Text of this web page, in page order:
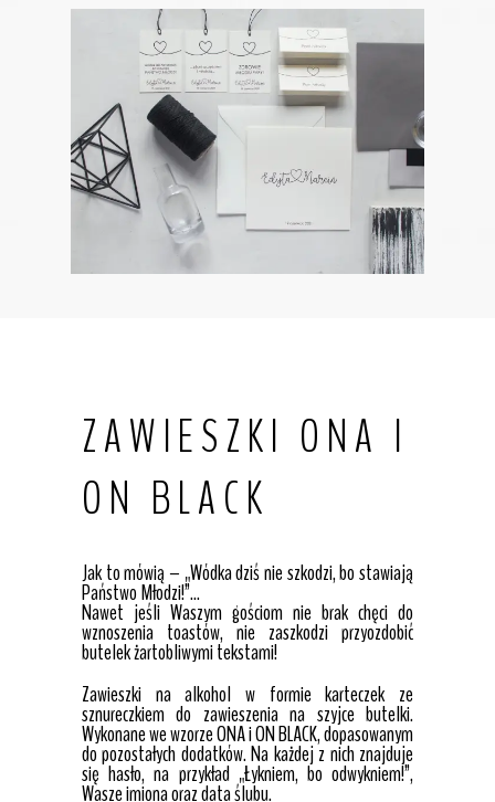
ZAWIESZKI ONA I
ON BLACK
Jak to mówią – „Wódka dziś nie szkodzi, bo stawiają
Państwo Młodzi!”…
Nawet jeśli Waszym gościom nie brak chęci do
wznoszenia toastów, nie zaszkodzi przyozdobić
butelek żartobliwymi tekstami!
Zawieszki na alkohol w formie karteczek ze
sznureczkiem do zawieszenia na szyjce butelki.
Wykonane we wzorze ONA i ON BLACK, dopasowanym
do pozostałych dodatków. Na każdej z nich znajduje
się hasło, na przykład „Łykniem, bo odwykniem!”,
Wasze imiona oraz data ślubu.